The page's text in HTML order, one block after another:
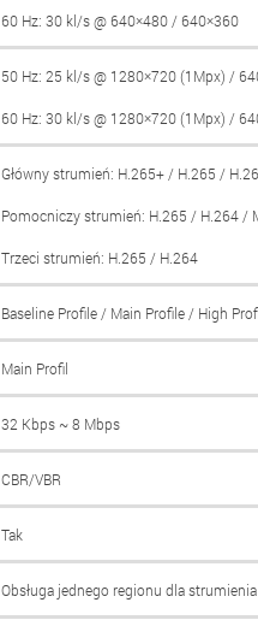
60 Hz: 30 kl/s @ 640×480 / 640×360
50 Hz: 25 kl/s @ 1280×720 (1Mpx) /
60 Hz: 30 kl/s @ 1280×720 (1Mpx) /
Główny strumień: H.265+ / H.265 /
Pomocniczy strumień: H.265 / H.264 /
Trzeci strumień: H.265 / H.264
Baseline Profile / Main Profile / High
Main Profil
32 Kbps ~ 8 Mbps
CBR/VBR
Tak
Obsługa jednego regionu dla